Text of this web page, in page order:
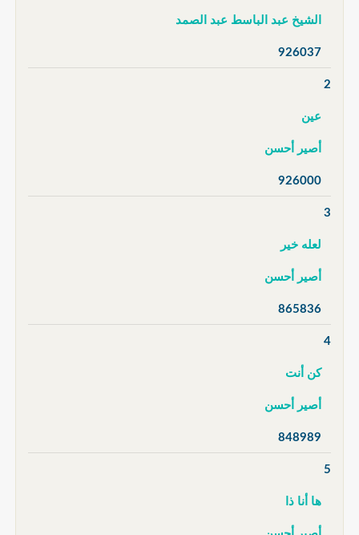
الشيخ عبد الباسط عبد الصمد
926037
2
عين
أصير أحسن
926000
3
لعله خير
أصير أحسن
865836
4
كن أنت
أصير أحسن
848989
5
ها أنا ذا